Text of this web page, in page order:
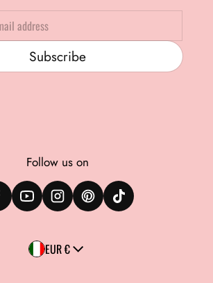
Subscribe
Follow us on
Country/region
EUR €